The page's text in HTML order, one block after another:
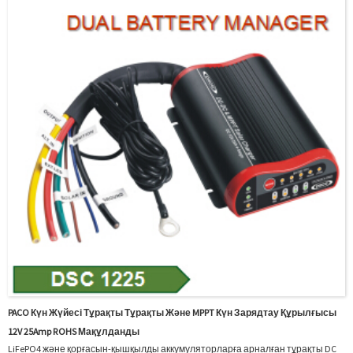
PACO Күн Жүйесі Тұрақты Тұрақты Және MPPT Күн Зарядтау Құрылғысы
12V 25Amp ROHS Мақұлданды
LiFePO4 және қорғасын-қышқылды аккумуляторларға арналған тұрақты DC